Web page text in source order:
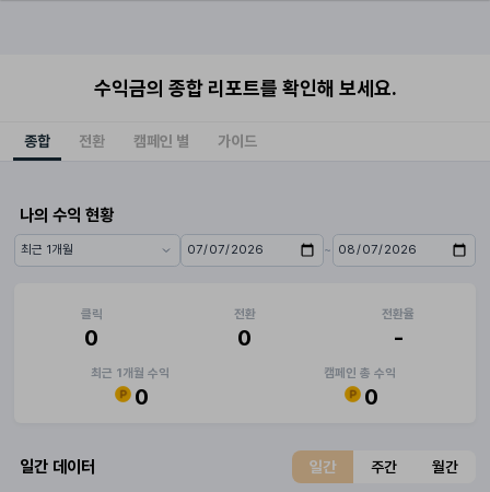
수익금의 종합 리포트를 확인해 보세요.
종합 전환 캠페인 별 가이드
나의 수익 현황
기간 프리셋 시작일 ~
종료일
클릭
0
전환
0
전환율
-
최근 1개월 수익
0
캠페인 총 수익
0
일간 데이터 일간 주간 월간